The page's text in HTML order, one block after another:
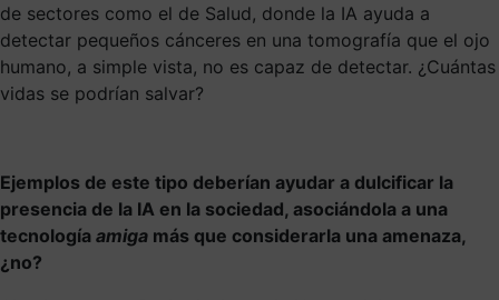
de sectores como el de Salud, donde la IA ayuda a
detectar pequeños cánceres en una tomografía que el ojo
humano, a simple vista, no es capaz de detectar. ¿Cuántas
vidas se podrían salvar?
Ejemplos de este tipo deberían ayudar a dulcificar la
presencia de la IA en la sociedad, asociándola a una
tecnología amiga más que considerarla una amenaza,
¿no?